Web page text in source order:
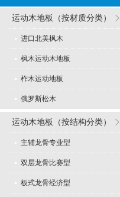
运动木地板（按材质分类）
进口北美枫木
枫木运动木地板
柞木运动地板
俄罗斯松木
运动木地板（按结构分类）
主辅龙骨专业型
双层龙骨比赛型
板式龙骨经济型